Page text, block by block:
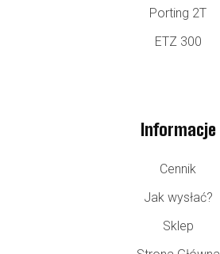
Porting 2T
ETZ 300
Informacje
Cennik
Jak wysłać?
Sklep